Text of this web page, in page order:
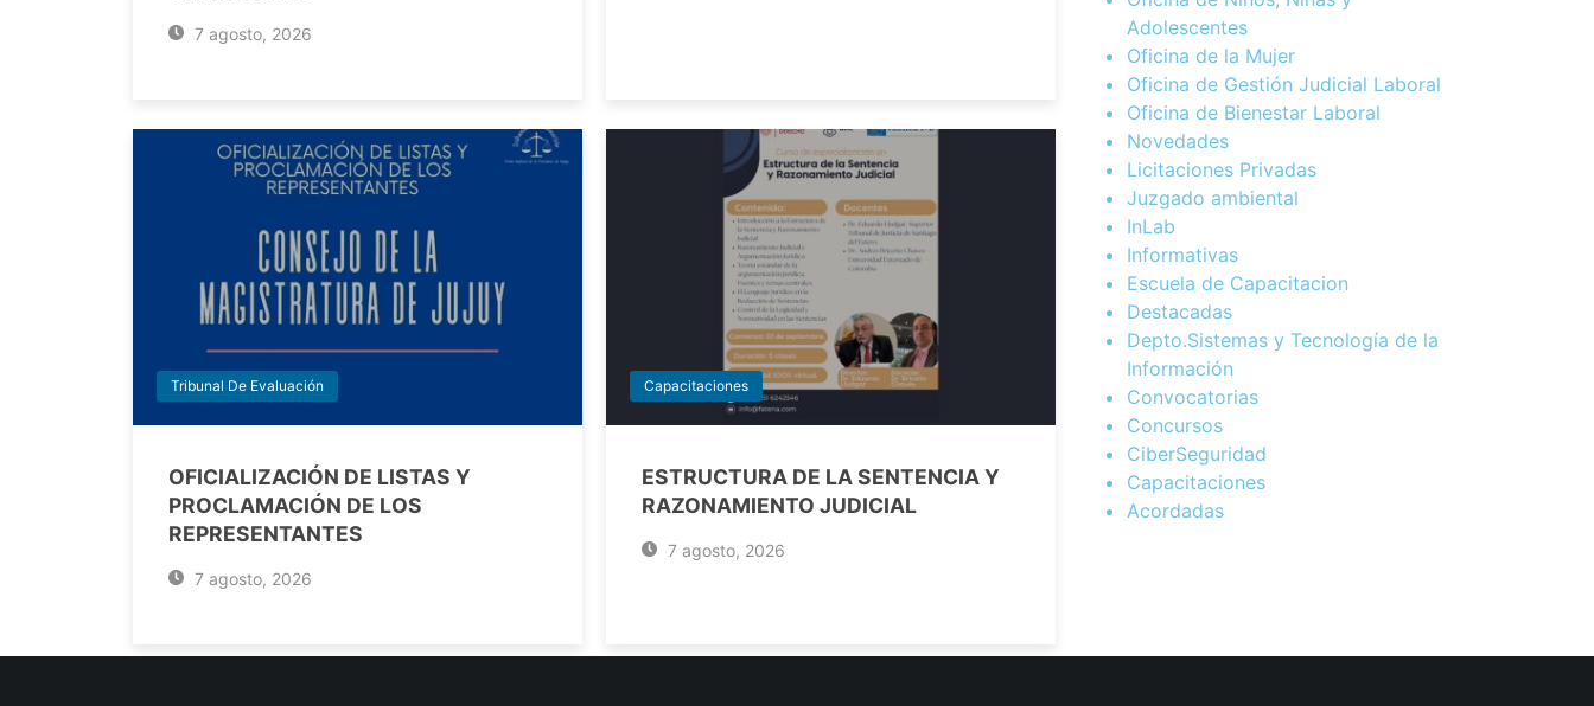
7 agosto, 2026
Tribunal De Evaluación
OFICIALIZACIÓN DE LISTAS Y
PROCLAMACIÓN DE LOS
REPRESENTANTES
7 agosto, 2026
Capacitaciones
ESTRUCTURA DE LA SENTENCIA Y
RAZONAMIENTO JUDICIAL
7 agosto, 2026
Adolescentes
Oficina de la Mujer
Oficina de Gestión Judicial Laboral
Oficina de Bienestar Laboral
Novedades
Licitaciones Privadas
Juzgado ambiental
InLab
Informativas
Escuela de Capacitacion
Destacadas
Depto.Sistemas y Tecnología de la
Información
Convocatorias
Concursos
CiberSeguridad
Capacitaciones
Acordadas